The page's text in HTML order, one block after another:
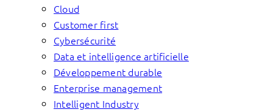
Cloud
Customer first
Cybersécurité
Data et intelligence artificielle
Développement durable
Enterprise management
Intelligent Industry